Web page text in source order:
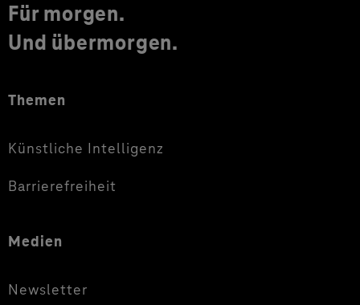
Für morgen.
Und übermorgen.
Themen
Künstliche Intelligenz
Barrierefreiheit
Medien
Newsletter